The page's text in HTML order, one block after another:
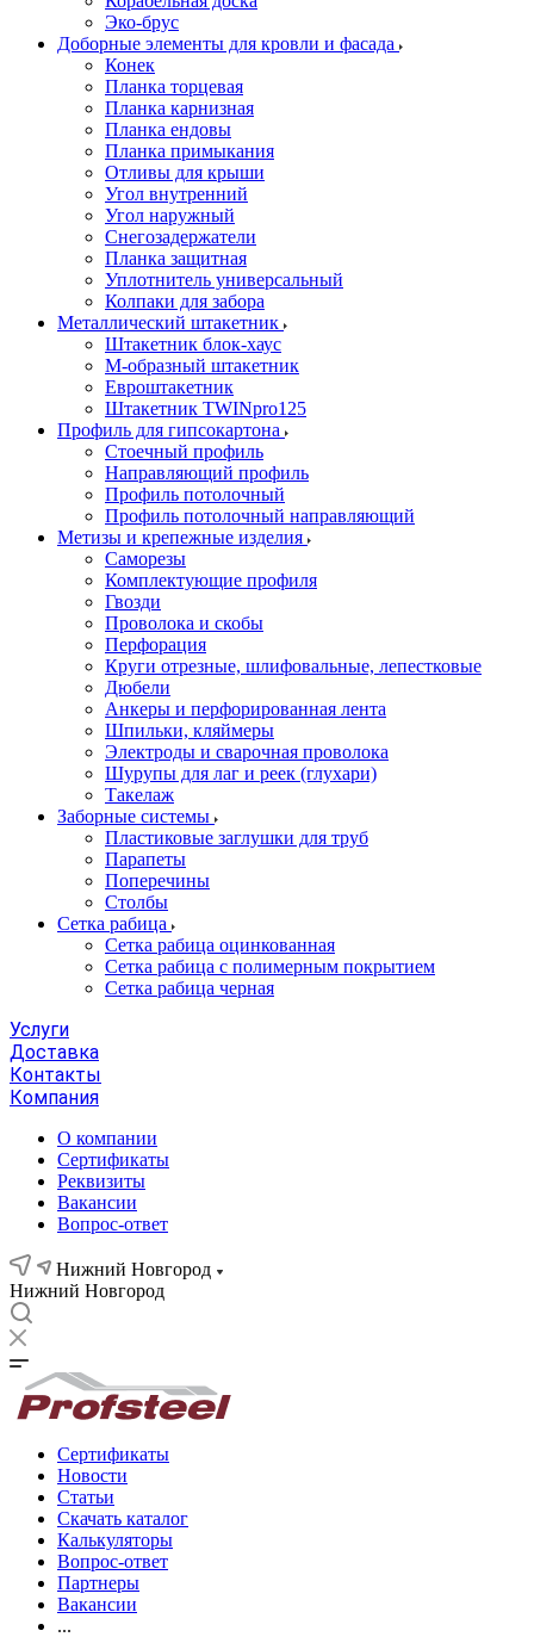
Эко-брус
Доборные элементы для кровли и фасада
Конек
Планка торцевая
Планка карнизная
Планка ендовы
Планка примыкания
Отливы для крыши
Угол внутренний
Угол наружный
Снегозадержатели
Планка защитная
Уплотнитель универсальный
Колпаки для забора
Металлический штакетник
Штакетник блок-хаус
М-образный штакетник
Евроштакетник
Штакетник TWINpro125
Профиль для гипсокартона
Стоечный профиль
Направляющий профиль
Профиль потолочный
Профиль потолочный направляющий
Метизы и крепежные изделия
Саморезы
Комплектующие профиля
Гвозди
Проволока и скобы
Перфорация
Круги отрезные, шлифовальные, лепестковые
Дюбели
Анкеры и перфорированная лента
Шпильки, кляймеры
Электроды и сварочная проволока
Шурупы для лаг и реек (глухари)
Такелаж
Заборные системы
Пластиковые заглушки для труб
Парапеты
Поперечины
Столбы
Сетка рабица
Сетка рабица оцинкованная
Сетка рабица с полимерным покрытием
Сетка рабица черная
Услуги
Доставка
Контакты
Компания
О компании
Сертификаты
Реквизиты
Вакансии
Вопрос-ответ
Нижний Новгород
Нижний Новгород
Сертификаты
Новости
Статьи
Скачать каталог
Калькуляторы
Вопрос-ответ
Партнеры
Вакансии
...